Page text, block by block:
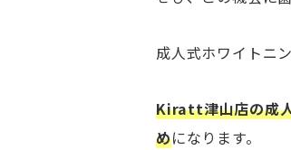
成人式ホワイトニ
Kiratt津山店の成
めになります。